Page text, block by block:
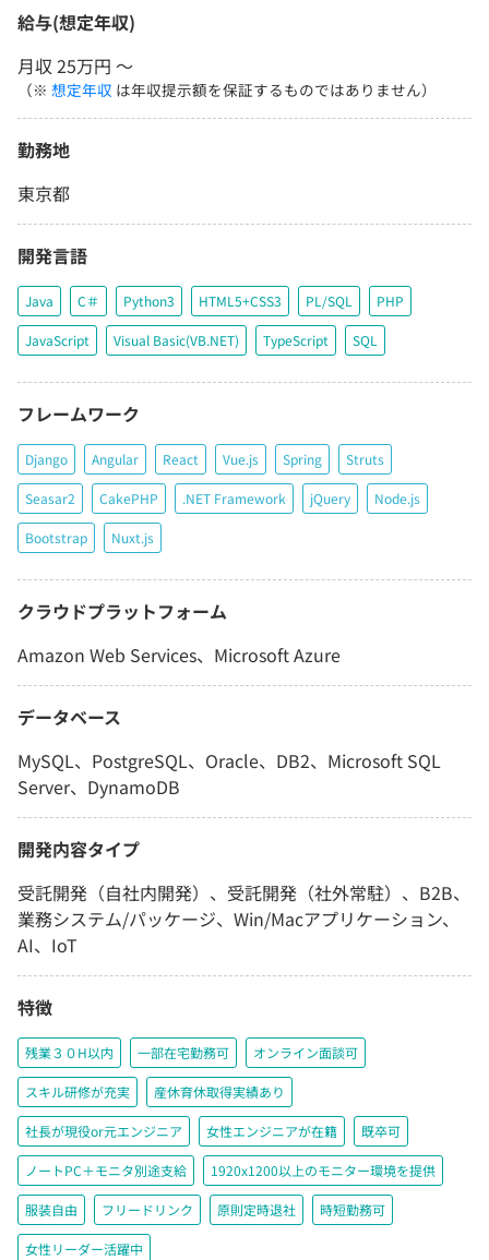
給与(想定年収)
月収 25万円 〜
（※ 想定年収 は年収提示額を保証するものではありません）
勤務地
東京都
開発言語
Java C＃ Python3 HTML5+CSS3 PL/SQL PHP
JavaScript Visual Basic(VB.NET) TypeScript SQL
フレームワーク
Django Angular React Vue.js Spring Struts
Seasar2 CakePHP .NET Framework jQuery Node.js
Bootstrap Nuxt.js
クラウドプラットフォーム
Amazon Web Services、Microsoft Azure
データベース
MySQL、PostgreSQL、Oracle、DB2、Microsoft SQL
Server、DynamoDB
開発内容タイプ
受託開発（自社内開発）、受託開発（社外常駐）、B2B、
業務システム/パッケージ、Win/Macアプリケーション、
AI、IoT
特徴
残業３０H以内 一部在宅勤務可 オンライン面談可
スキル研修が充実 産休育休取得実績あり
社長が現役or元エンジニア 女性エンジニアが在籍 既卒可
ノートPC＋モニタ別途支給 1920x1200以上のモニター環境を提供
服装自由 フリードリンク 原則定時退社 時短勤務可
女性リーダー活躍中